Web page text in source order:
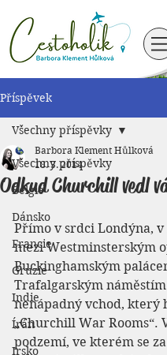
Příspěvek
Všechny příspěvky
Belgie
Dánsko
Francie
Gruzie
Indie
Írán
Irsko
Všechny příspěvky
Odkud Churchill vedl
Barbora Klement Hůlková
18. 3. 2014
Přímo v srdci Londýna, v
mezi Westminsterským
Buckinghamským
Trafalgarským
nenápadný vchod, který
„Churchill War Rooms“.
podzemí, ve kterém se